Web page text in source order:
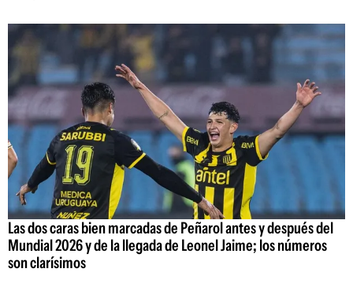
Las dos caras bien marcadas de Peñarol antes y después del
Mundial 2026 y de la llegada de Leonel Jaime; los números
son clarísimos